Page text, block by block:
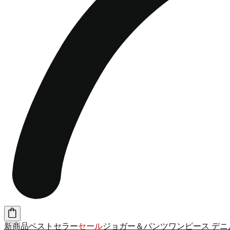
新商品ベストセラーセールジョガー＆パンツワンピース デニ